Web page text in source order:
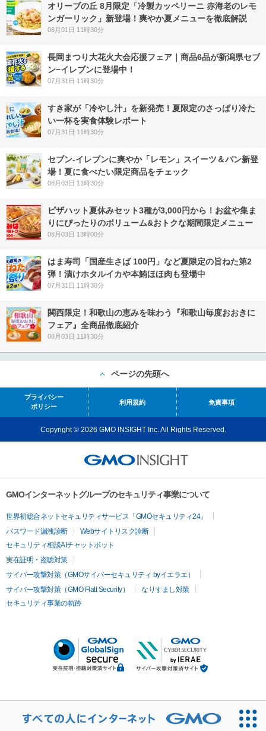
オリーブの丘 8月限定「冷製カッペリーニ 赤海老のレモ
ンガーリック」新登場！爽やか夏メニューを徹底解説
08月01日 11時30分
長岡まつり大花火大会応援フェア｜商品6品が新潟県セブ
ン−イレブンに登場中！
07月31日 11時30分
すき家が「冷やし汁」を新発売！夏限定のさっぱり冷た
い一杯を実食体験レポート
07月31日 11時30分
セブン‐イレブンに爽やか「レモン」スイーツ＆パン新登
場！夏に食べたい限定商品をチェック
08月03日 11時30分
ピザハット夏休みセット3種が3,000円から！お盆や集ま
りにぴったりのボリューム&おトクな期間限定メニュー
08月03日 13時00分
はま寿司「国産生さば 100円」など夏限定の旨ねた第2
弾！漬けホタルイカや本鮪ほほ肉も登場中
07月31日 11時30分
関西限定！和歌山の恵みを味わう『和歌山毎度おおきに
フェア』全商品徹底紹介
08月03日 11時30分
ページの先頭へ
プライバシー
ポリシー
利用規約 免責事項
Copyright © 2026 GMO INSIGHT Inc. All Rights Reserved.
GMOインターネットグループのセキュリティ事業について
世界初総合ネットセキュリティサービス「GMOセキュリティ24」
パスワード漏洩診断
Webサイトリスク診断
セキュリティ相談AIチャットボット
実在証明・盗聴対策
サイバー攻撃対策（GMOサイバーセキュリティ byイエラエ）
サイバー攻撃対策（GMO Flatt Security）
なりすまし対策
セキュリティ事業の軌跡